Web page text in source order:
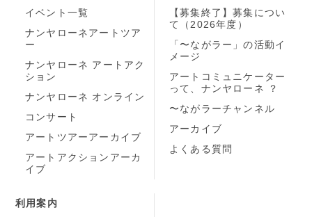
イベント一覧
ナンヤローネアートツア
ー
ナンヤローネ アートアク
ション
ナンヤローネ オンライン
コンサート
アートツアーアーカイブ
アートアクションアーカ
イブ
【募集終了】募集につい
て（2026年度）
「〜ながラー」の活動イ
メージ
アートコミュニケーター
って、ナンヤローネ ？
〜ながラーチャンネル
アーカイブ
よくある質問
利用案内